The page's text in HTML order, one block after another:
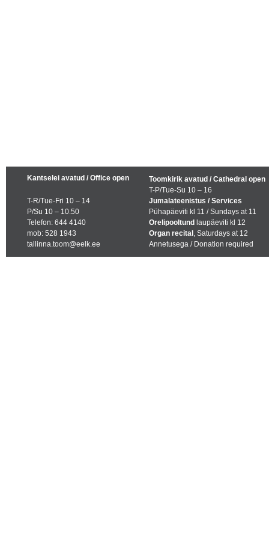
Kantselei avatud / Office open
T-R/Tue-Fri 10 – 14
P/Su 10 – 10.50
Telefon: 644 4140
mob: 528 1943
tallinna.toom@eelk.ee
Toomkirik avatud / Cathedral open
T-P/Tue-Su 10 – 16
Jumalateenistus / Services
Pühapäeviti kl 11 / Sundays at 11
Orelipooltund laupäeviti kl 12
Organ recital , Saturdays at 12
Annetusega / Donation required